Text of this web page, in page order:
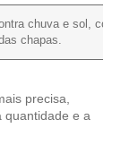
chuva e sol,
chapas.
precisa,
quantidade e a